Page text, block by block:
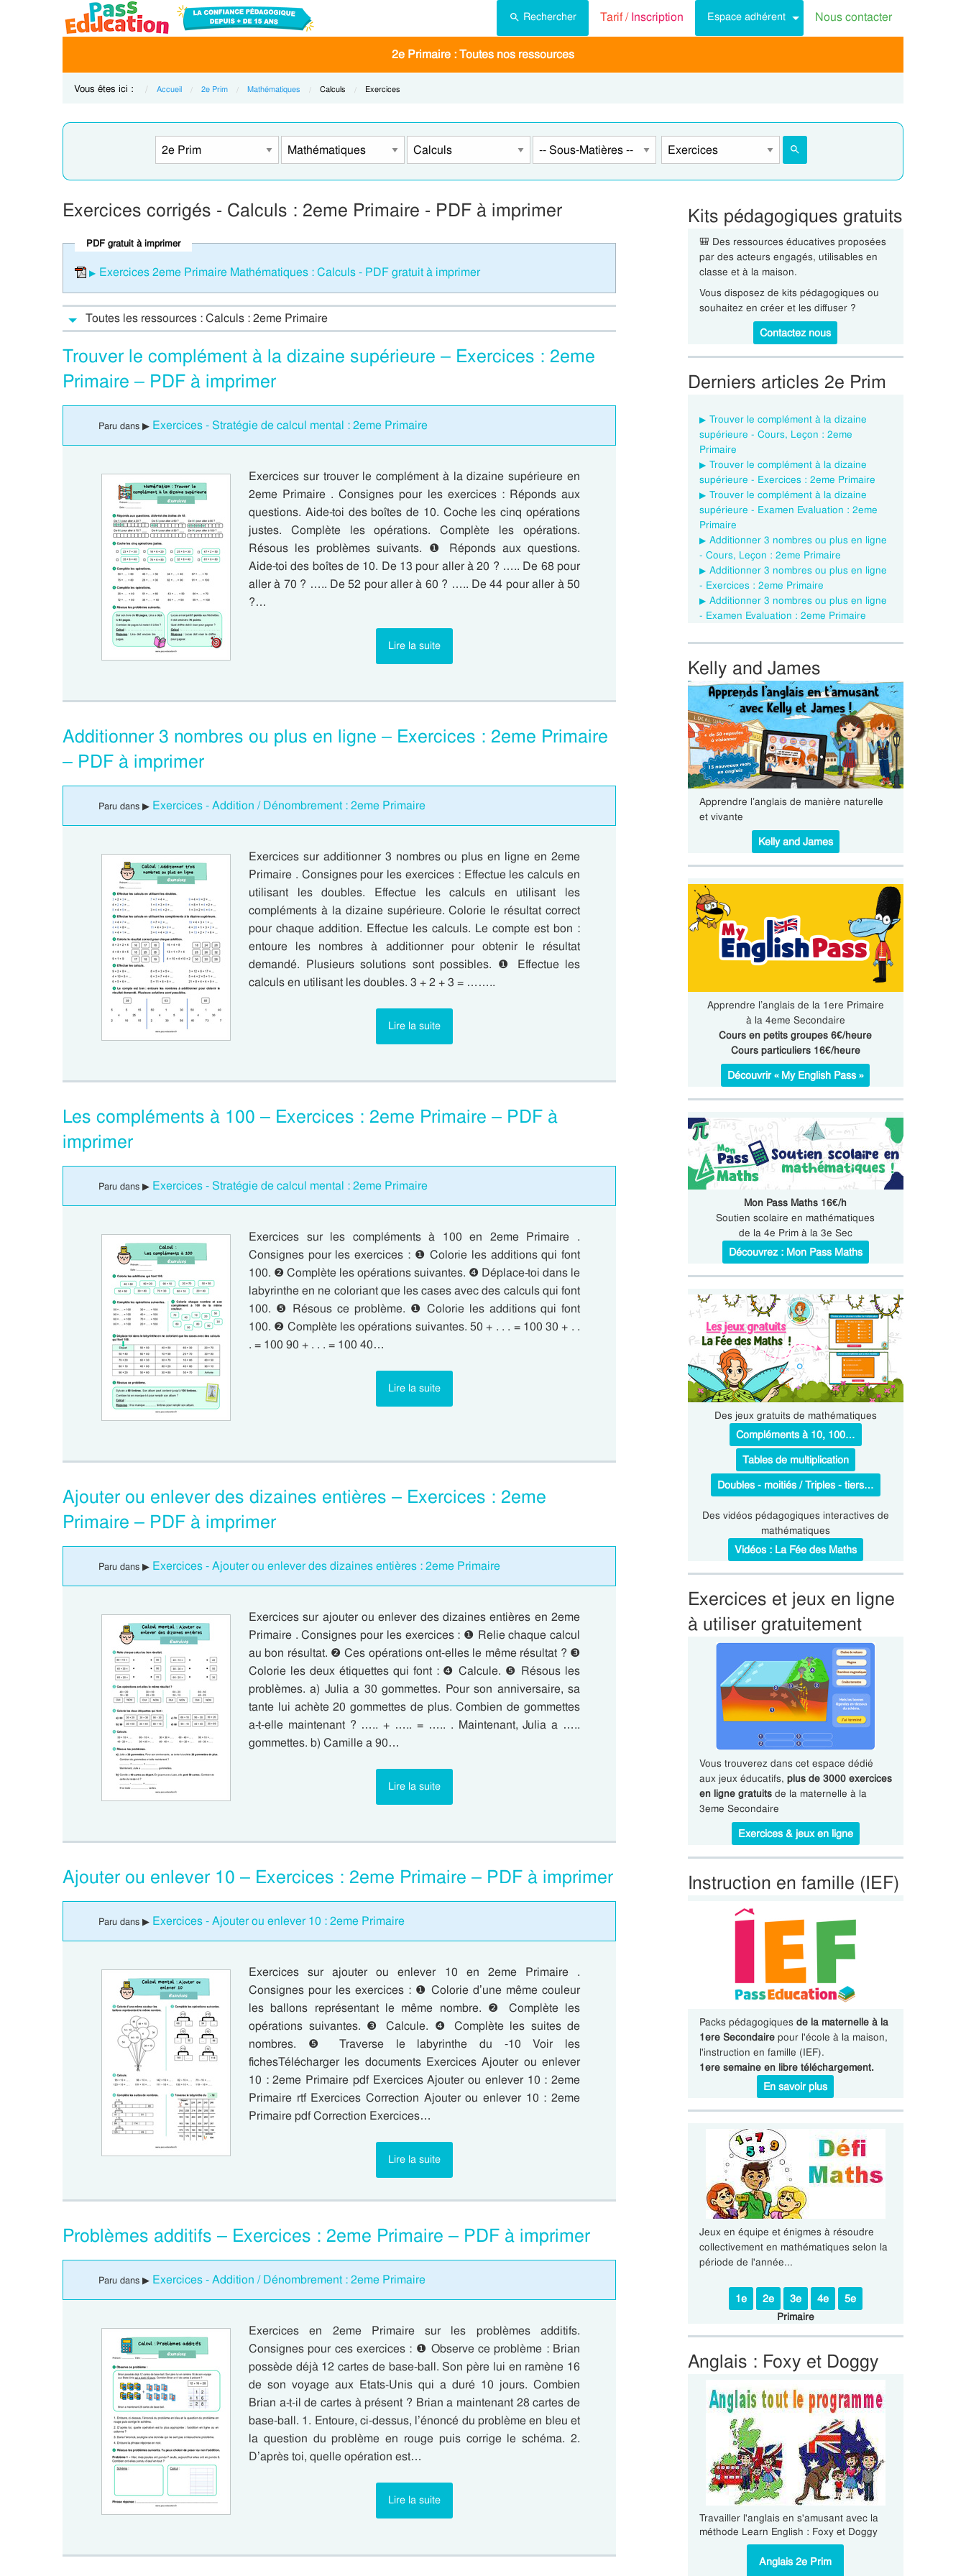
Rechercher Tarif /Inscription Espace adhérent Nous contacter
2e Primaire : Toutes nos ressources
Vous êtes ici : Accueil 2e Prim Mathématiques Current:
Calculs Current:
Exercices
Exercices corrigés - Calculs : 2eme Primaire - PDF à imprimer
PDF gratuit à imprimer
Exercices 2eme Primaire Mathématiques : Calculs - PDF gratuit à imprimer
Toutes les ressources : Calculs : 2eme Primaire
Trouver le complément à la dizaine supérieure – Exercices : 2eme
Primaire – PDF à imprimer
Paru dans ▶ Exercices - Stratégie de calcul mental : 2eme Primaire
Exercices sur trouver le complément à la dizaine supérieure en
2eme Primaire . Consignes pour les exercices : Réponds aux
questions. Aide-toi des boîtes de 10. Coche les cinq opérations
justes. Complète les opérations. Complète les opérations.
Résous les problèmes suivants. ❶ Réponds aux questions.
Aide-toi des boîtes de 10. De 13 pour aller à 20 ? ….. De 68 pour
aller à 70 ? ….. De 52 pour aller à 60 ? ….. De 44 pour aller à 50
?…
Lire la suite
Additionner 3 nombres ou plus en ligne – Exercices : 2eme Primaire
– PDF à imprimer
Paru dans ▶ Exercices - Addition / Dénombrement : 2eme Primaire
Exercices sur additionner 3 nombres ou plus en ligne en 2eme
Primaire . Consignes pour les exercices : Effectue les calculs en
utilisant les doubles. Effectue les calculs en utilisant les
compléments à la dizaine supérieure. Colorie le résultat correct
pour chaque addition. Effectue les calculs. Le compte est bon :
entoure les nombres à additionner pour obtenir le résultat
demandé. Plusieurs solutions sont possibles. ❶ Effectue les
calculs en utilisant les doubles. 3 + 2 + 3 = ……..
Lire la suite
Les compléments à 100 – Exercices : 2eme Primaire – PDF à
imprimer
Paru dans ▶ Exercices - Stratégie de calcul mental : 2eme Primaire
Exercices sur les compléments à 100 en 2eme Primaire .
Consignes pour les exercices : ❶ Colorie les additions qui font
100. ❷ Complète les opérations suivantes. ❹ Déplace-toi dans le
labyrinthe en ne coloriant que les cases avec des calculs qui font
100. ❺ Résous ce problème. ❶ Colorie les additions qui font
100. ❷ Complète les opérations suivantes. 50 + . . . = 100 30 + . .
. = 100 90 + . . . = 100 40…
Lire la suite
Ajouter ou enlever des dizaines entières – Exercices : 2eme
Primaire – PDF à imprimer
Paru dans ▶ Exercices - Ajouter ou enlever des dizaines entières : 2eme Primaire
Exercices sur ajouter ou enlever des dizaines entières en 2eme
Primaire . Consignes pour les exercices : ❶ Relie chaque calcul
au bon résultat. ❷ Ces opérations ont-elles le même résultat ? ❸
Colorie les deux étiquettes qui font : ❹ Calcule. ❺ Résous les
problèmes. a) Julia a 30 gommettes. Pour son anniversaire, sa
tante lui achète 20 gommettes de plus. Combien de gommettes
a-t-elle maintenant ? ….. + ….. = ….. . Maintenant, Julia a …..
gommettes. b) Camille a 90…
Lire la suite
Ajouter ou enlever 10 – Exercices : 2eme Primaire – PDF à imprimer
Paru dans ▶ Exercices - Ajouter ou enlever 10 : 2eme Primaire
Exercices sur ajouter ou enlever 10 en 2eme Primaire .
Consignes pour les exercices : ❶ Colorie d’une même couleur
les ballons représentant le même nombre. ❷ Complète les
opérations suivantes. ❸ Calcule. ❹ Complète les suites de
nombres. ❺ Traverse le labyrinthe du -10 Voir les
fichesTélécharger les documents Exercices Ajouter ou enlever
10 : 2eme Primaire pdf Exercices Ajouter ou enlever 10 : 2eme
Primaire rtf Exercices Correction Ajouter ou enlever 10 : 2eme
Primaire pdf Correction Exercices…
Lire la suite
Problèmes additifs – Exercices : 2eme Primaire – PDF à imprimer
Paru dans ▶ Exercices - Addition / Dénombrement : 2eme Primaire
Exercices en 2eme Primaire sur les problèmes additifs.
Consignes pour ces exercices : ❶ Observe ce problème : Brian
possède déjà 12 cartes de base-ball. Son père lui en ramène 16
de son voyage aux Etats-Unis qui a duré 10 jours. Combien
Brian a-t-il de cartes à présent ? Brian a maintenant 28 cartes de
base-ball. 1. Entoure, ci-dessus, l’énoncé du problème en bleu et
la question du problème en rouge puis corrige le schéma. 2.
D’après toi, quelle opération est…
Lire la suite
Kits pédagogiques gratuits
🎒 Des ressources éducatives proposées
par des acteurs engagés, utilisables en
classe et à la maison.
Vous disposez de kits pédagogiques ou
souhaitez en créer et les diffuser ?
Contactez nous
Derniers articles 2e Prim
Trouver le complément à la dizaine
supérieure - Cours, Leçon : 2eme
Primaire
Trouver le complément à la dizaine
supérieure - Exercices : 2eme Primaire
Trouver le complément à la dizaine
supérieure - Examen Evaluation : 2eme
Primaire
Additionner 3 nombres ou plus en ligne
- Cours, Leçon : 2eme Primaire
Additionner 3 nombres ou plus en ligne
- Exercices : 2eme Primaire
Additionner 3 nombres ou plus en ligne
- Examen Evaluation : 2eme Primaire
Kelly and James
Apprendre l’anglais de manière naturelle
et vivante
Kelly and James
Apprendre l’anglais de la 1ere Primaire
à la 4eme Secondaire
Cours en petits groupes 6€/heure
Cours particuliers 16€/heure
Découvrir « My English Pass »
Mon Pass Maths 16€/h
Soutien scolaire en mathématiques
de la 4e Prim à la 3e Sec
Découvrez : Mon Pass Maths
Des jeux gratuits de mathématiques
Compléments à 10, 100…
Tables de multiplication
Doubles - moitiés / Triples - tiers…
Des vidéos pédagogiques interactives de
mathématiques
Vidéos : La Fée des Maths
Exercices et jeux en ligne
à utiliser gratuitement
Vous trouverez dans cet espace dédié
aux jeux éducatifs, plus de 3000 exercices
en ligne gratuitsde la maternelle à la
3eme Secondaire
Exercices & jeux en ligne
Instruction en famille (IEF)
Packs pédagogiques de la maternelle à la
1ere Secondairepour l'école à la maison,
l'instruction en famille (IEF).
1ere semaine en libre téléchargement.
En savoir plus
Jeux en équipe et énigmes à résoudre
collectivement en mathématiques selon la
période de l'année...
1e 2e 3e 4e
5e
Primaire
Anglais : Foxy et Doggy
Travailler l'anglais en s'amusant avec la
méthode Learn English : Foxy et Doggy
Anglais 2e Prim